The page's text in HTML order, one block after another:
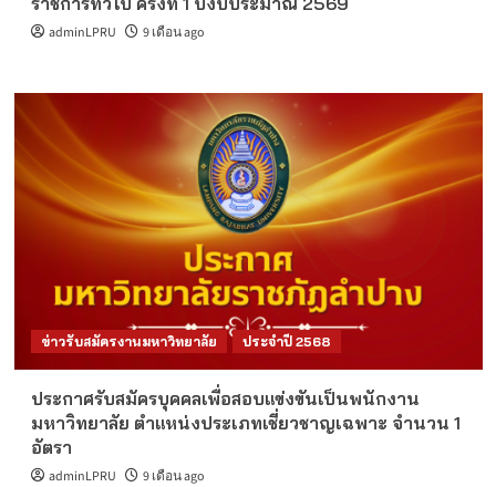
adminLPRU 9 เดือน ago
ข่าวรับสมัครงานมหาวิทยาลัย ประจำปี 2568
ประกาศรับสมัครบุคคลเพื่อสอบแข่งขันเป็นพนักงาน
มหาวิทยาลัย ตำแหน่งประเภทเชี่ยวชาญเฉพาะ จำนวน 1
อัตรา
adminLPRU 9 เดือน ago